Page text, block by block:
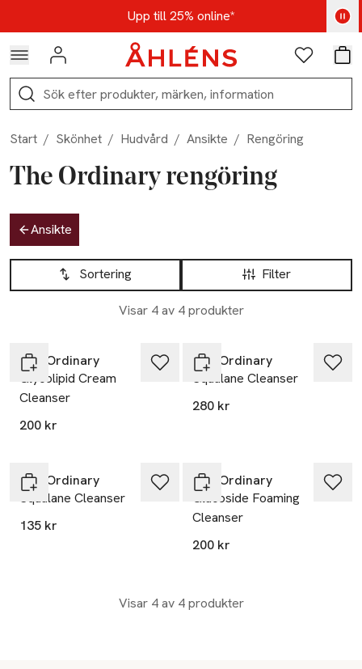
Hoppa till navigationsmenynUpp till 25% online*
Kod: AUG25 - Shoppa nu
Logga in Favoriter
Sök
Start / Skönhet / Hudvård / Ansikte / Rengöring
The Ordinary rengöring
Hoppa till produktsidan
Ansikte
Hoppa till produktsidan
Filter
Sortering
Visar 4 av 4 produkter
Lista över produkter
The Ordinary
Glycolipid Cream
Cleanser
200 kr
The Ordinary
Squalane Cleanser
280 kr
The Ordinary
Squalane Cleanser
135 kr
The Ordinary
Glucoside Foaming
Cleanser
200 kr
Visar 4 av 4 produkter